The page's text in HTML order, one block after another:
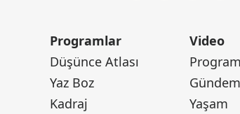
Programlar
Düşünce Atlası
Yaz Boz
Kadraj
Video
Gündem
Yaşam